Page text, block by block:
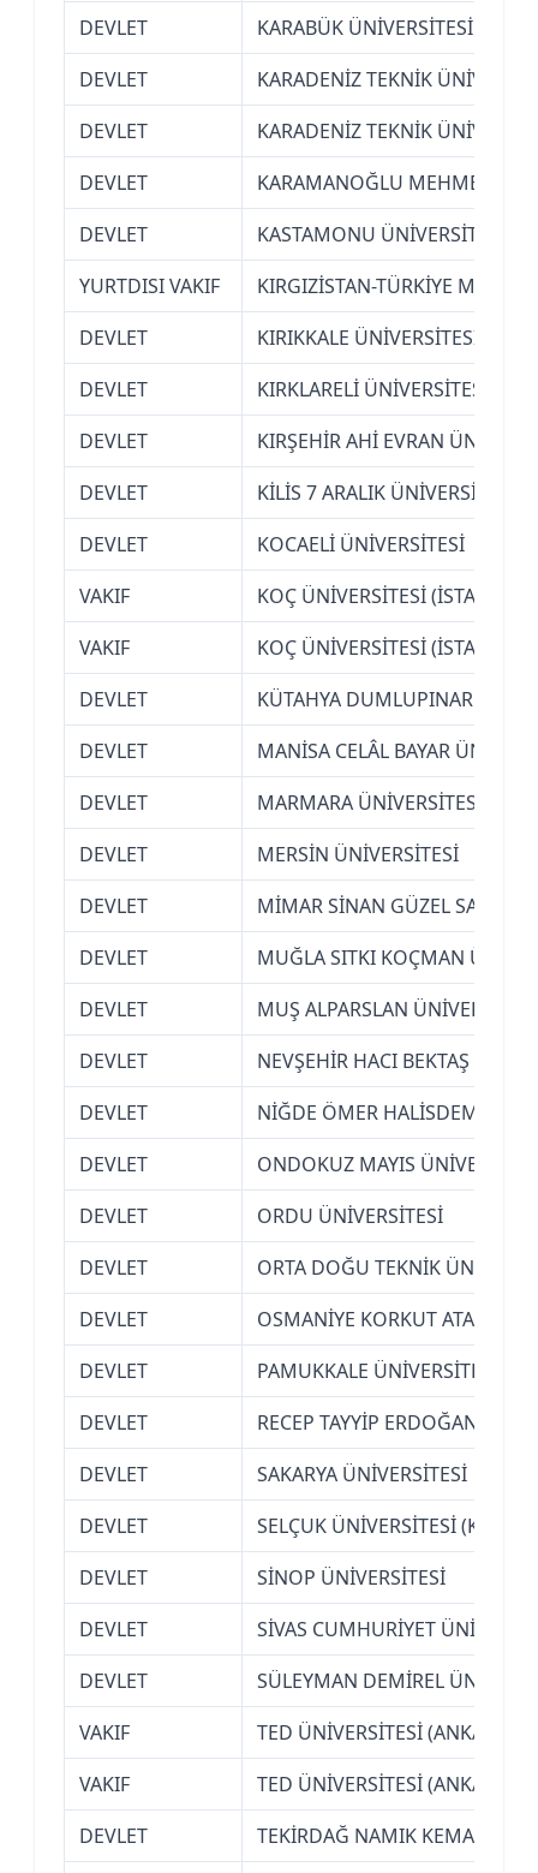
DEVLET
KARABÜK ÜNİVERSİTESİ
DEVLET
KARADENİZ TEKNİK
DEVLET
KARADENİZ TEKNİK
DEVLET
KARAMANOĞLU MEHMETBEY
DEVLET
KASTAMONU ÜNİVERSİTESİ
YURTDISI VAKIF
KIRGIZİSTAN-TÜRKİYE MANAS
DEVLET
KIRIKKALE ÜNİVERSİTESİ
DEVLET
KIRKLARELİ ÜNİVERSİTESİ
DEVLET
KIRŞEHİR AHİ EVRAN
DEVLET
KİLİS 7 ARALIK ÜNİVERSİTESİ
DEVLET
KOCAELİ ÜNİVERSİTESİ
VAKIF
KOÇ ÜNİVERSİTESİ (İSTANBUL)
VAKIF
KOÇ ÜNİVERSİTESİ (İSTANBUL)
DEVLET
KÜTAHYA DUMLUPINAR
DEVLET
MANİSA CELÂL BAYAR
DEVLET
MARMARA ÜNİVERSİTESİ
DEVLET
MERSİN ÜNİVERSİTESİ
DEVLET
MİMAR SİNAN GÜZEL
DEVLET
MUĞLA SITKI KOÇMAN
DEVLET
MUŞ ALPARSLAN ÜNİVERSİTESİ
DEVLET
NEVŞEHİR HACI BEKTAŞ VELİ
DEVLET
NİĞDE ÖMER HALİSDEMİR
DEVLET
ONDOKUZ MAYIS
DEVLET
ORDU ÜNİVERSİTESİ
DEVLET
ORTA DOĞU TEKNİK
DEVLET
OSMANİYE KORKUT ATA
DEVLET
PAMUKKALE ÜNİVERSİTESİ
DEVLET
RECEP TAYYİP ERDOĞAN
DEVLET
SAKARYA ÜNİVERSİTESİ
DEVLET
SELÇUK ÜNİVERSİTESİ (KONYA)
DEVLET
SİNOP ÜNİVERSİTESİ
DEVLET
SİVAS CUMHURİYET
DEVLET
SÜLEYMAN DEMİREL
VAKIF
TED ÜNİVERSİTESİ (ANKARA)
VAKIF
TED ÜNİVERSİTESİ (ANKARA)
DEVLET
TEKİRDAĞ NAMIK KEMAL